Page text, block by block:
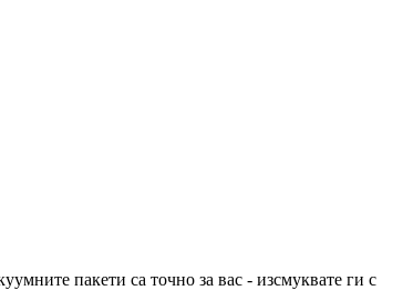
пакети са точно за вас - изсмуквате ги с